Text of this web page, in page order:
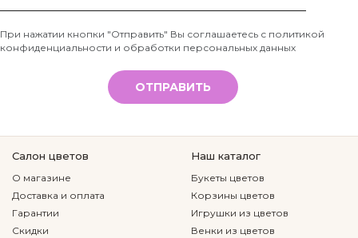
Телефон
*
При нажатии кнопки "Отправить" Вы соглашаетесь с политикой
конфиденциальности и обработки персональных данных
ОТПРАВИТЬ
Салон цветов
О магазине
Доставка и оплата
Гарантии
Скидки
Наш каталог
Букеты цветов
Корзины цветов
Игрушки из цветов
Венки из цветов